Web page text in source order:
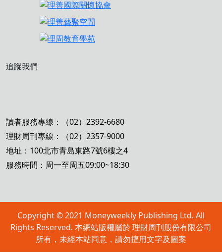
追蹤我們
讀者服務專線：（02）2392-6680
理財周刊專線：（02）2357-9000
地址：100北市青島東路7號6樓之4
服務時間：周一至周五09:00~18:30
Copyright © 2021 Moneyweekly Publishing Ltd. All
Rights Reserved. 本網站版權屬於 理財周刊股份有限公司
所有，未經本站同意，請勿擅用文字及圖案